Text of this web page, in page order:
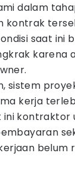
dalam
kontrak
saat ini
karena
sistem
kerja
ini kontraktor
belum